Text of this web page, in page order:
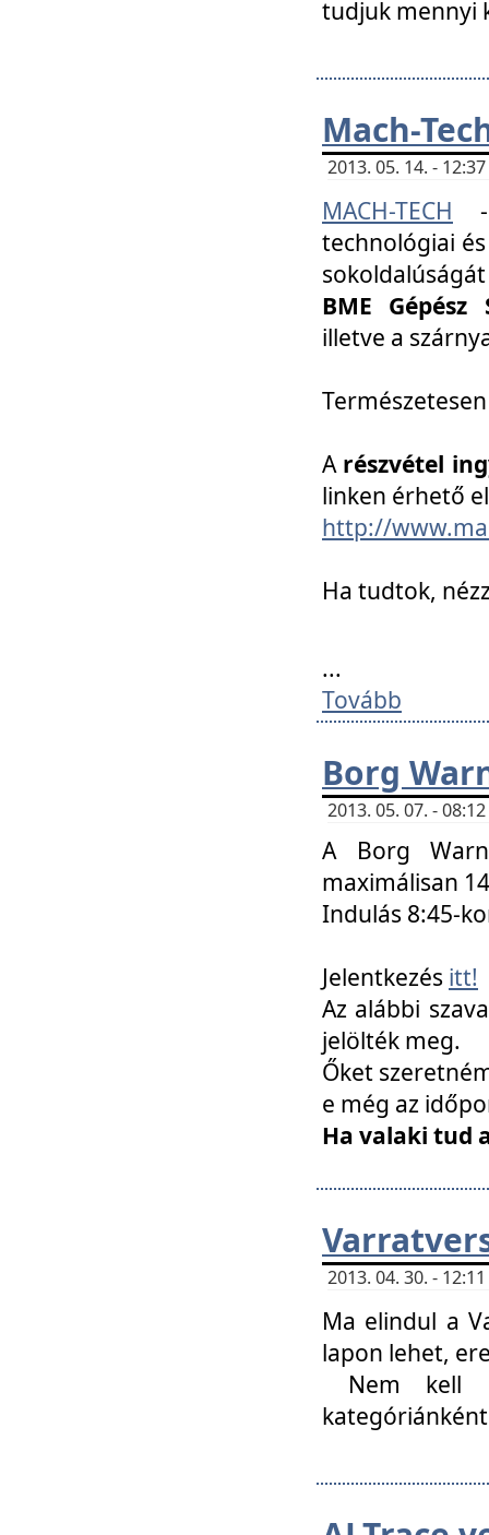
tudjuk mennyi
Mach-
2013. 05. 14. -
MACH-TECH
technológiai
BME
illetve a
A részvétel
linken érhető
http://
Ha tudtok,
...
Tovább
Borg
2013. 05. 07. -
A Borg
maximálisan
Indulás 8:45-
Jelentkezés itt!
Az alábbi
jelölték meg.
Őket
e még az
Ha valaki tud
2013. 04. 30. -
Ma elindul a
lapon lehet,
Nem kell